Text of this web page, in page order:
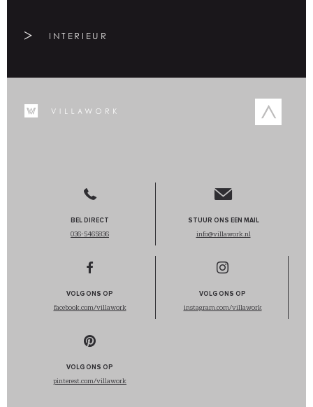
INTERIEUR
BEL DIRECT
036-5465836
STUUR ONS EEN MAIL
info@villawork.nl
VOLG ONS OP
facebook.com/villawork
VOLG ONS OP
instagram.com/villawork
VOLG ONS OP
pinterest.com/villawork